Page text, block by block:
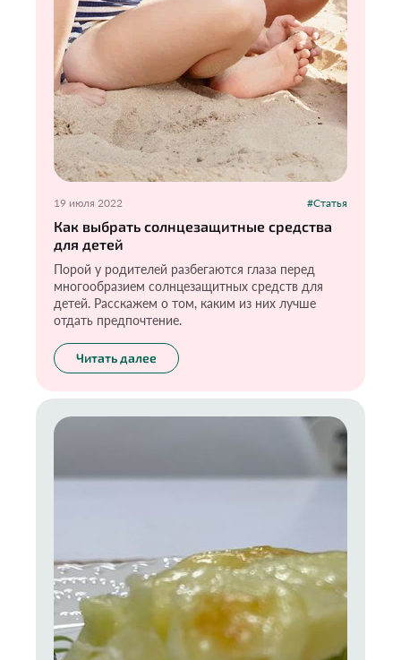
19 июля 2022 #Статья
Как выбрать солнцезащитные средства
для детей
Порой у родителей разбегаются глаза перед
многообразием солнцезащитных средств для
детей. Расскажем о том, каким из них лучше
отдать предпочтение.
Читать далее